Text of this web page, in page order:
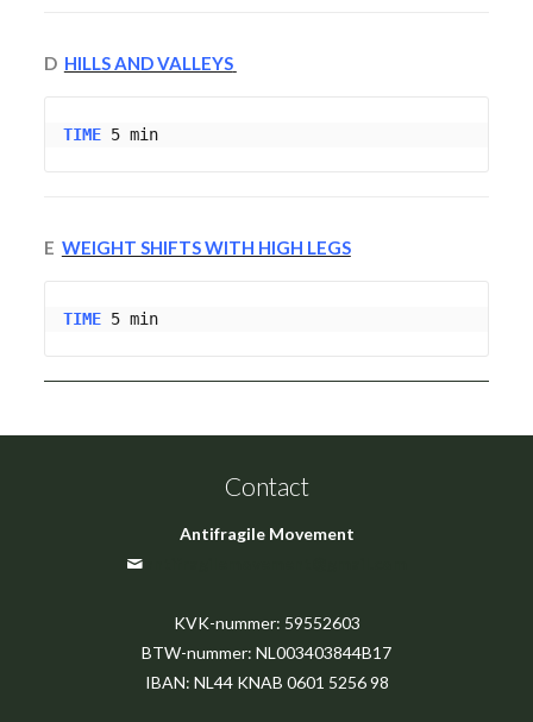
D HILLS AND VALLEYS
TIME 5 min
E WEIGHT SHIFTS WITH HIGH LEGS
TIME 5 min
Contact
Antifragile Movement
KVK-nummer: 59552603
BTW-nummer: NL003403844B17
IBAN: NL44 KNAB 0601 5256 98